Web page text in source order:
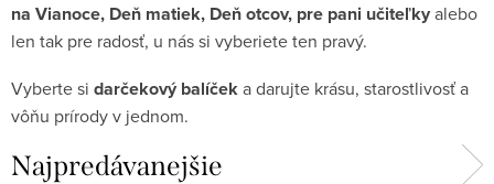
na Vianoce, Deň matiek, Deň otcov, pre pani učiteľkyalebo
len tak pre radosť, u nássi vyberieteten pravý.
Vybertesi darčekový balíčekadarujte krásu, starostlivosťa
vôňu prírodyv jednom.
Najpredávanejšie